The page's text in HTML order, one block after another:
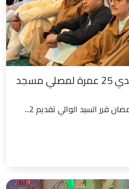
السيد والي الولاية يهدي 25 عمرة لمصلي مسجد